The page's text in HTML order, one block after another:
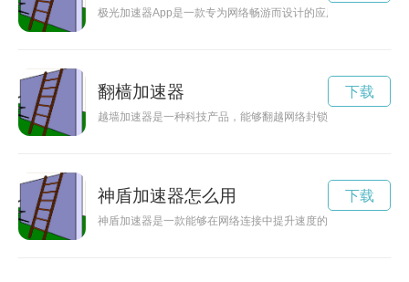
极光加速器App是一款专为网络畅游而设计的应用程序，在保
翻樯加速器
越墙加速器是一种科技产品，能够翻越网络封锁，让用户自由
下载
神盾加速器怎么用
神盾加速器是一款能够在网络连接中提升速度的强大工具，通
下载